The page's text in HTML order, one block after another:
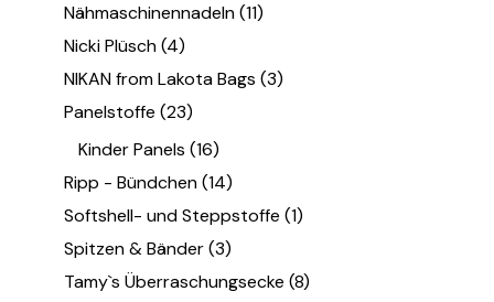
Nähmaschinennadeln (11)
Nicki Plüsch (4)
NIKAN from Lakota Bags (3)
Panelstoffe (23)
Kinder Panels (16)
Ripp - Bündchen (14)
Softshell- und Steppstoffe (1)
Spitzen & Bänder (3)
Tamy`s Überraschungsecke (8)